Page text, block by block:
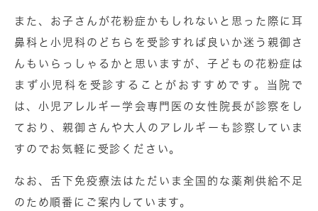
また、お⼦さんが花粉症かもしれないと思った際に⽿
⿐科と⼩児科のどちらを受診すれば良いか迷う親御さ
んもいらっしゃるかと思いますが、⼦どもの花粉症は
まず⼩児科を受診することがおすすめです 。当院で
は、⼩児アレルギー学会専門医の⼥性院⻑が診察をし
ており、親御さんや⼤⼈のアレルギーも診察していま
す のでお気軽に受診ください。
なお、舌下免疫療法はただいま全国的な薬剤供給不足
のため順番にご案内しています。